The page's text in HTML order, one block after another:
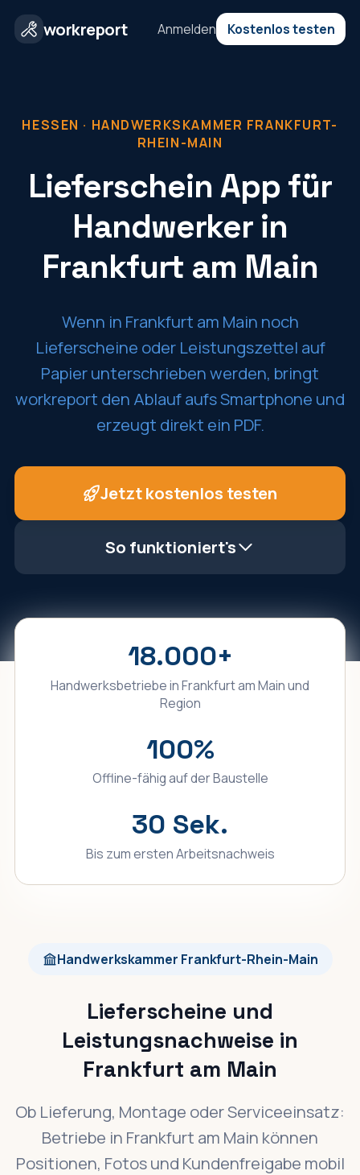
workreport Anmelden Kostenlos testen
HESSEN · HANDWERKSKAMMER FRANKFURT-
RHEIN-MAIN
Lieferschein App für
Handwerker in
Frankfurt am Main
Wenn in Frankfurt am Main noch
Lieferscheine oder Leistungszettel auf
Papier unterschrieben werden, bringt
workreport den Ablauf aufs Smartphone und
erzeugt direkt ein PDF.
Jetzt kostenlos testen
So funktioniert's
18.000+
Handwerksbetriebe inFrankfurt am Mainund
Region
100%
Offline-fähig auf der Baustelle
30 Sek.
Bis zum ersten Arbeitsnachweis
Handwerkskammer Frankfurt-Rhein-Main
Lieferscheine und
Leistungsnachweise in
Frankfurt am Main
Ob Lieferung, Montage oder Serviceeinsatz:
Betriebe in Frankfurt am Main können
Positionen, Fotos und Kundenfreigabe mobil